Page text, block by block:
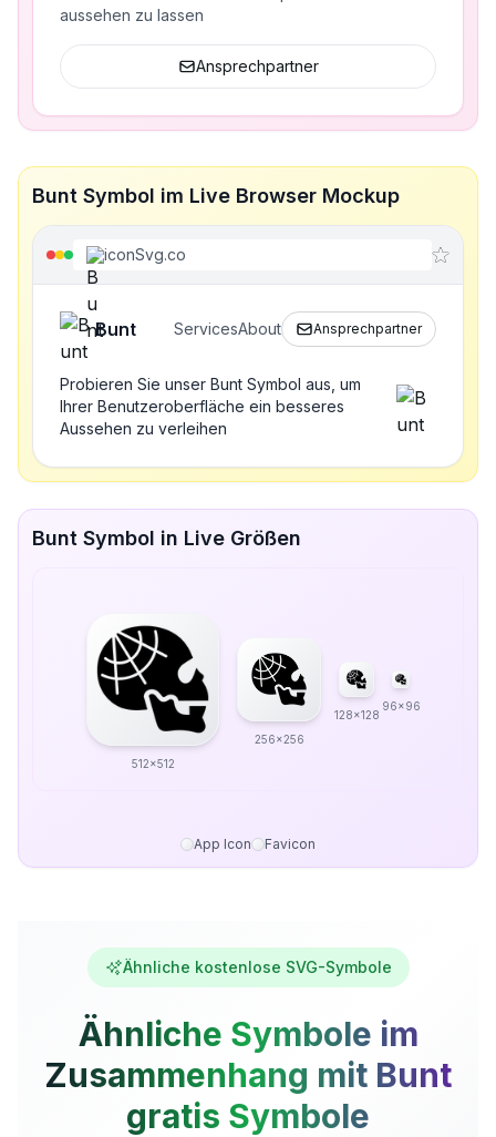
aussehen zu lassen
Ansprechpartner
Bunt Symbol im Live Browser Mockup
iconSvg.co
Bunt ServicesAbout Ansprechpartner
Probieren Sie unser Bunt Symbol aus, um
Ihrer Benutzeroberfläche ein besseres
Aussehen zu verleihen
Bunt Symbol in Live Größen
512x512
256x256
128x128
96x96
App Icon Favicon
Ähnliche kostenlose SVG-Symbole
Ähnliche Symbole im
Zusammenhang mit Bunt
gratis Symbole